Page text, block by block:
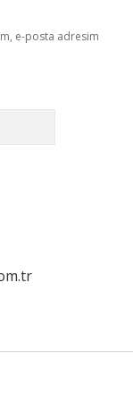
e-posta adresim